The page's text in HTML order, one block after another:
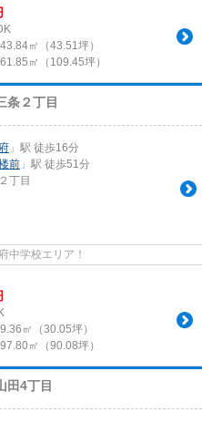
㎡（43.51坪）
㎡（109.45坪）
条２丁目
」駅 徒歩16分
前 」駅 徒歩51分
２丁目
中学校エリア！
㎡（30.05坪）
㎡（90.08坪）
田4丁目